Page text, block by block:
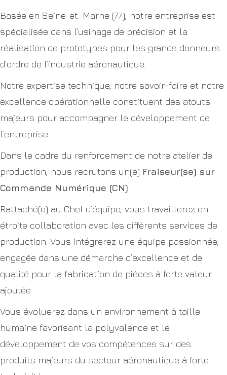
Basée en Seine-et-Marne (77), notre entreprise est
spécialisée dans l’usinage de précision et la
réalisation de prototypes pour les grands donneurs
d’ordre de l’industrie aéronautique.
Notre expertise technique, notre savoir-faire et notre
excellence opérationnelle constituent des atouts
majeurs pour accompagner le développement de
l’entreprise.
Dans le cadre du renforcement de notre atelier de
production, nous recrutons un(e) Fraiseur(se) sur
Commande Numérique (CN)
Rattaché(e) au Chef d’équipe, vous travaillerez en
étroite collaboration avec les différents services de
production. Vous intégrerez une équipe passionnée,
engagée dans une démarche d’excellence et de
qualité pour la fabrication de pièces à forte valeur
ajoutée.
Vous évoluerez dans un environnement à taille
humaine favorisant la polyvalence et le
développement de vos compétences sur des
produits majeurs du secteur aéronautique à forte